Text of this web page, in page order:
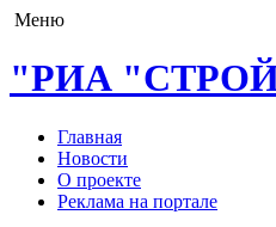
Меню
"РИА
Главная
Новости
О проекте
Реклама на портале